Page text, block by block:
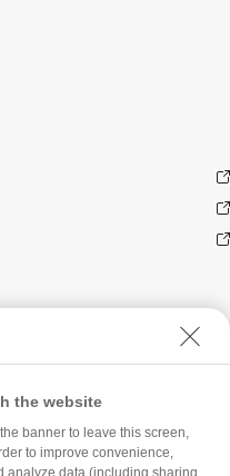
the website
banner to leave this screen,
to improve convenience,
analyze data (including sharing